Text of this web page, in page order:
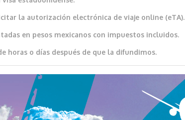
la autorización electrónica de viaje online (eTA).
en pesos mexicanos con impuestos incluidos.
horas o días después de que la difundimos.